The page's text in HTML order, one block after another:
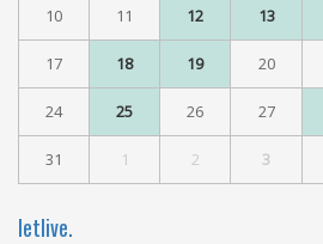
10 11 12 13
17 18 19 20
24 25 26 27
31 1 2 3
letlive.